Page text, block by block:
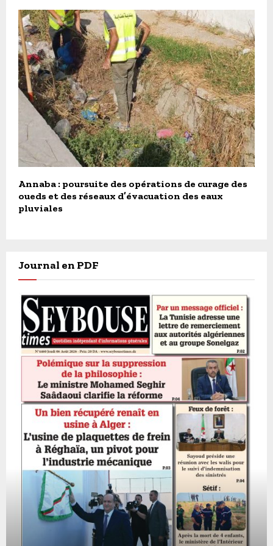
Annaba : poursuite des opérations de curage des
oueds et des réseaux d’évacuation des eaux
pluviales
Journal en PDF